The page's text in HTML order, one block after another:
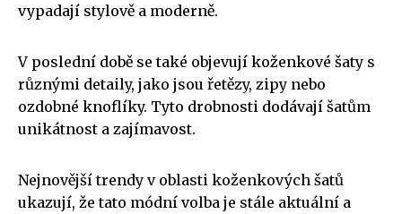
vypadají stylově a moderně.
V poslední době se také objevují koženkové šaty s
různými detaily, jako jsou řetězy, zipy nebo
ozdobné knoflíky. Tyto drobnosti dodávají šatům
unikátnost a zajímavost.
Nejnovější trendy v oblasti koženkových šatů
ukazují, že tato módní volba je stále aktuální a